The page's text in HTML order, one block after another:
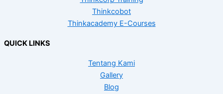
Thinkcobot
Thinkacademy E-Courses
QUICK LINKS
Tentang Kami
Gallery
Blog